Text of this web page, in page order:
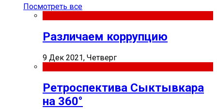
Посмотреть все
Различаем коррупцию
9 Дек 2021, Четверг
Ретроспектива Сыктывкара
на 360°